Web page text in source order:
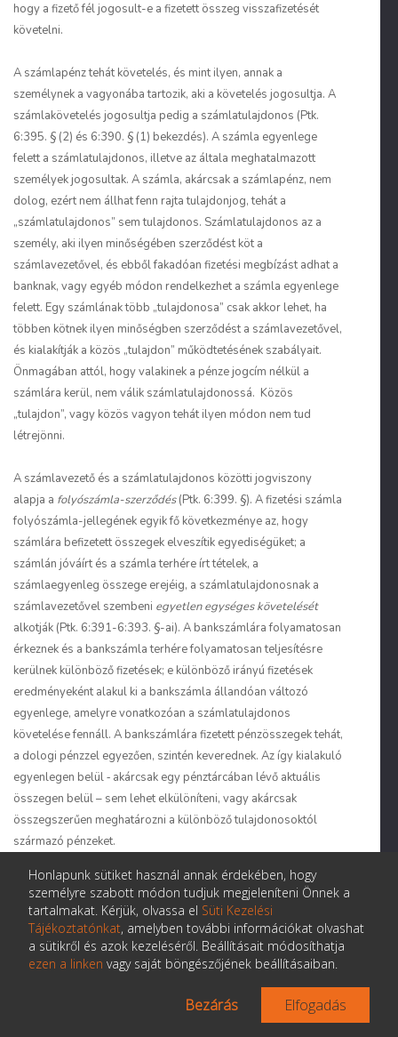
hogy a fizető fél jogosult-e a fizetett összeg visszafizetését
követelni.
A számlapénz tehát követelés, és mint ilyen, annak a
személynek a vagyonába tartozik, aki a követelés jogosultja. A
számlakövetelés jogosultja pedig a számlatulajdonos (Ptk.
6:395. § (2) és 6:390. § (1) bekezdés). A számla egyenlege
felett a számlatulajdonos, illetve az általa meghatalmazott
személyek jogosultak. A számla, akárcsak a számlapénz, nem
dolog, ezért nem állhat fenn rajta tulajdonjog, tehát a
„számlatulajdonos” sem tulajdonos. Számlatulajdonos az a
személy, aki ilyen minőségében szerződést köt a
számlavezetővel, és ebből fakadóan fizetési megbízást adhat a
banknak, vagy egyéb módon rendelkezhet a számla egyenlege
felett. Egy számlának több „tulajdonosa” csak akkor lehet, ha
többen kötnek ilyen minőségben szerződést a számlavezetővel,
és kialakítják a közös „tulajdon” működtetésének szabályait.
Önmagában attól, hogy valakinek a pénze jogcím nélkül a
számlára kerül, nem válik számlatulajdonossá. Közös
„tulajdon”, vagy közös vagyon tehát ilyen módon nem tud
létrejönni.
A számlavezető és a számlatulajdonos közötti jogviszony
alapja a folyószámla-szerződés(Ptk. 6:399. §). A fizetési számla
folyószámla-jellegének egyik fő következménye az, hogy
számlára befizetett összegek elveszítik egyediségüket; a
számlán jóváírt és a számla terhére írt tételek, a
számlaegyenleg összege erejéig, a számlatulajdonosnak a
számlavezetővel szembeni egyetlen egységes követelését
alkotják (Ptk. 6:391-6:393. §-ai). A bankszámlára folyamatosan
érkeznek és a bankszámla terhére folyamatosan teljesítésre
kerülnek különböző fizetések; e különböző irányú fizetések
eredményeként alakul ki a bankszámla állandóan változó
egyenlege, amelyre vonatkozóan a számlatulajdonos
követelése fennáll. A bankszámlára fizetett pénzösszegek tehát,
a dologi pénzzel egyezően, szintén keverednek. Az így kialakuló
egyenlegen belül ‑ akárcsak egy pénztárcában lévő aktuális
összegen belül – sem lehet elkülöníteni, vagy akárcsak
összegszerűen meghatározni a különböző tulajdonosoktól
származó pénzeket.
Mindez odavezet, hogy átutalás útján való fizetés esetén is
hasonló törvényszerűségek érvényesülnek, mint
készpénzfizetés esetén. Ez megfelel a gyakorlati
követelményeknek is. Az üzleti élet és a hétköznapi gyakorlat
számára egyaránt gondot okozna, ha az derülne ki, hogy a
fizetett összeg sorsa és a felek jogai érdemben eltérően
alakulnak, attól függően, hogy a fizetésre készpénz átadása
Honlapunk sütiket használ annak érdekében, hogy
személyre szabott módon tudjuk megjeleníteni Önnek a
tartalmakat. Kérjük, olvassa el Süti Kezelési
Tájékoztatónkat, amelyben további információkat olvashat
a sütikről és azok kezeléséről. Beállításait módosíthatja
ezen a linken vagy saját böngészőjének beállításaiban.
Bezárás Elfogadás